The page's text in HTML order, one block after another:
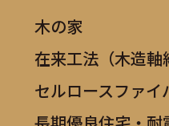
木の家
在来工法（木造軸
セルロースファイ